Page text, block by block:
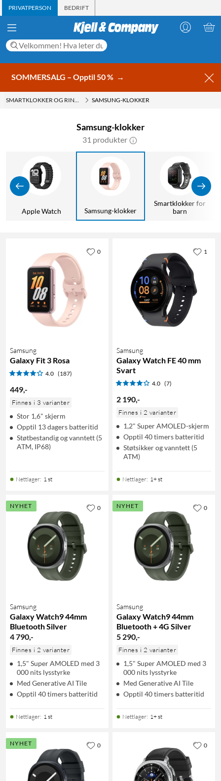
PRIVATPERSON BEDRIFT
SOMMERSALG – Opptil 50 % →
SMARTKLOKKER OG RINGER SAMSUNG-KLOKKER
Samsung-klokker
31 produkter
Apple Watch Samsung-klokker
Smartklokker for
barn
Samsung
Galaxy Fit 3 Rosa
4.0 (187)
449,-
Finnes i 3 varianter
Stor 1,6" skjerm
Opptil 13 dagers batteritid
Støtbestandig og vanntett (5
ATM, IP68)
Nettlager: 1 st
0
Samsung
Galaxy Watch FE 40 mm
Svart
4.0 (7)
2 190,-
Finnes i 2 varianter
1,2" Super AMOLED-skjerm
Opptil 40 timers batteritid
Støtsikker og vanntett (5
ATM)
Nettlager: 1+ st
1
NYHET
Samsung
Galaxy Watch9 44mm
Bluetooth Silver
4 790,-
Finnes i 2 varianter
1,5" Super AMOLED med 3
000 nits lysstyrke
Med Generative AI Tile
Opptil 40 timers batteritid
Nettlager: 1 st
0 NYHET
Samsung
Galaxy Watch9 44mm
Bluetooth + 4G Silver
5 290,-
Finnes i 2 varianter
1,5" Super AMOLED med 3
000 nits lysstyrke
Med Generative AI Tile
Opptil 40 timers batteritid
Nettlager: 1+ st
0
NYHET 0 0